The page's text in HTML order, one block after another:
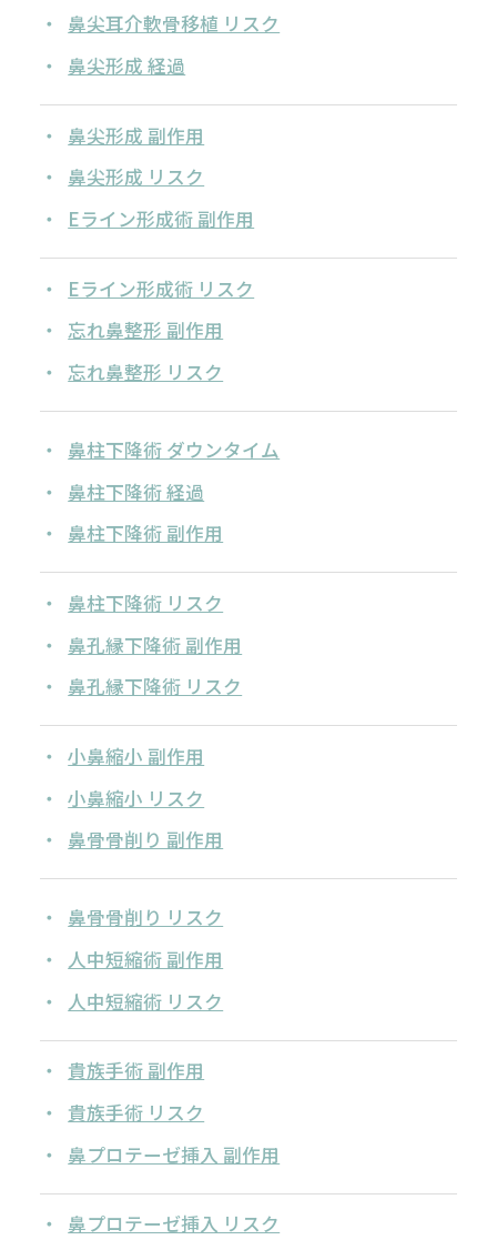
鼻尖耳介軟骨移植 リスク
鼻尖形成 経過
鼻尖形成 副作用
鼻尖形成 リスク
Eライン形成術 副作用
Eライン形成術 リスク
忘れ鼻整形 副作用
忘れ鼻整形 リスク
鼻柱下降術 ダウンタイム
鼻柱下降術 経過
鼻柱下降術 副作用
鼻柱下降術 リスク
鼻孔縁下降術 副作用
鼻孔縁下降術 リスク
小鼻縮小 副作用
小鼻縮小 リスク
鼻骨骨削り 副作用
鼻骨骨削り リスク
人中短縮術 副作用
人中短縮術 リスク
貴族手術 副作用
貴族手術 リスク
鼻プロテーゼ挿入 副作用
鼻プロテーゼ挿入 リスク